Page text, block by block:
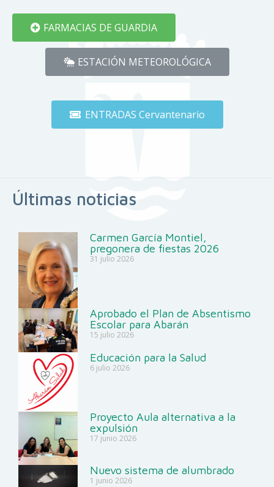
FARMACIAS DE GUARDIA
ESTACIÓN METEOROLÓGICA
ENTRADAS Cervantenario
Últimas noticias
Carmen García Montiel,
pregonera de fiestas 2026
31 julio 2026
Aprobado el Plan de Absentismo
Escolar para Abarán
15 julio 2026
Educación para la Salud
6 julio 2026
Proyecto Aula alternativa a la
expulsión
17 junio 2026
Nuevo sistema de alumbrado
1 junio 2026